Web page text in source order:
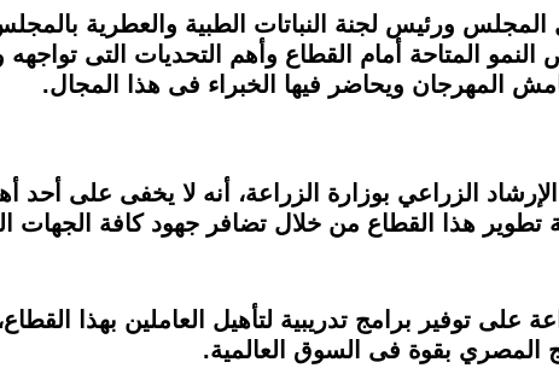
ورئيس لجنة النباتات الطبية والعطرية
المتاحة أمام القطاع وأهم التحديات التى
المهرجان ويحاضر فيها الخبراء فى هذا المجال.
الزراعي بوزارة الزراعة، أنه لا يخفى على أحد
تطوير هذا القطاع من خلال تضافر جهود كافة الجهات
توفير برامج تدريبية لتأهيل العاملين بهذا
المصري بقوة فى السوق العالمية.